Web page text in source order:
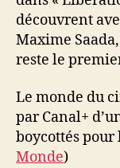
découvrent
Maxime
reste le
​Le monde du
par Canal+
boycottés
Monde)